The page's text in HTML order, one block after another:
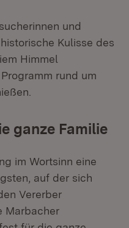
und
Kulisse des
Himmel
rund um
ganze Familie
im Wortsinn eine
auf der sich
Vererber
Marbacher